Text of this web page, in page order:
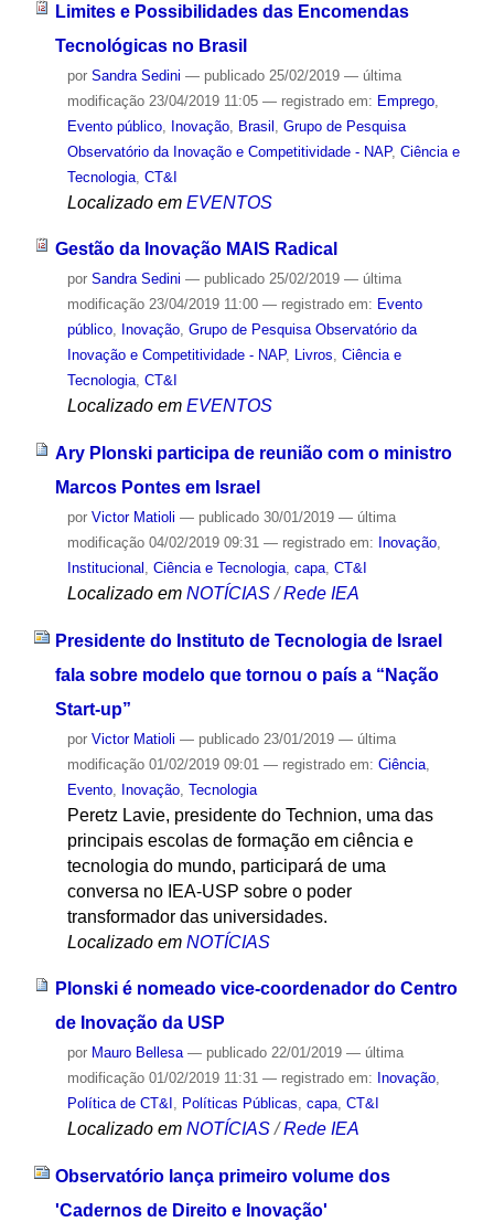
Limites e Possibilidades das Encomendas
Tecnológicas no Brasil
por Sandra Sedini — publicado25/02/2019 — última
modificação23/04/2019 11:05 — registrado em: Emprego,
Evento público, Inovação, Brasil Grupo de Pesquisa
Observatório da Inovação e Competitividade - NAP, Ciência e
Tecnologia, CT&I
Localizado em EVENTOS
Gestão da Inovação MAIS Radical
por Sandra Sedini — publicado25/02/2019 — última
modificação23/04/2019 11:00 — registrado em: Evento
público, Inovação, Grupo de Pesquisa Observatório da
Inovação e Competitividade - NAP, Livros, Ciência e
Tecnologia, CT&I
Localizado em EVENTOS
Ary Plonski participa de reunião com o ministro
Marcos Pontes em Israel
por Victor Matioli — publicado30/01/2019 — última
modificação04/02/2019 09:31 — registrado em: Inovação,
Institucional , Ciência e Tecnologia, capa, CT&I
Localizado em NOTÍCIAS /Rede IEA
Presidente do Instituto de Tecnologia de Israel
fala sobre modelo que tornou o país a “Nação
Start-up”
por Victor Matioli — publicado23/01/2019 — última
modificação01/02/2019 09:01 — registrado em: Ciência,
Evento, Inovação, Tecnologia
Peretz Lavie, presidente do Technion, uma das
principais escolas de formação em ciência e
tecnologia do mundo, participará de uma
conversa no IEA-USP sobre o poder
transformador das universidades.
Localizado em NOTÍCIAS
Plonski é nomeado vice-coordenador do Centro
de Inovação da USP
por Mauro Bellesa — publicado22/01/2019 — última
modificação01/02/2019 11:31 — registrado em: Inovação,
Política de CT&I , Políticas Públicas, capa, CT&I
Localizado em NOTÍCIAS /Rede IEA
Observatório lança primeiro volume dos
'Cadernos de Direito e Inovação'